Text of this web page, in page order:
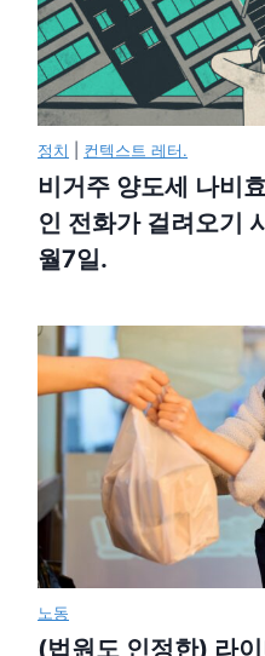
정치 컨텍스트 레터.
비거주 양도세 나비
인 전화가 걸려오기
월7일.
노동
(법원도 인정한) 라